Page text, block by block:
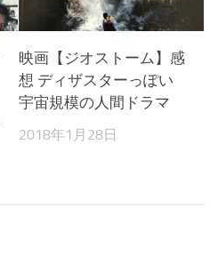
映画【ジオストーム】感
想 ディザスターっぽい
宇宙規模の人間ドラマ
2018年1月28日